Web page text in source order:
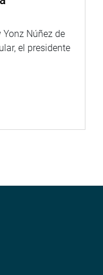
nuestra página web
Núñez de
el presidente